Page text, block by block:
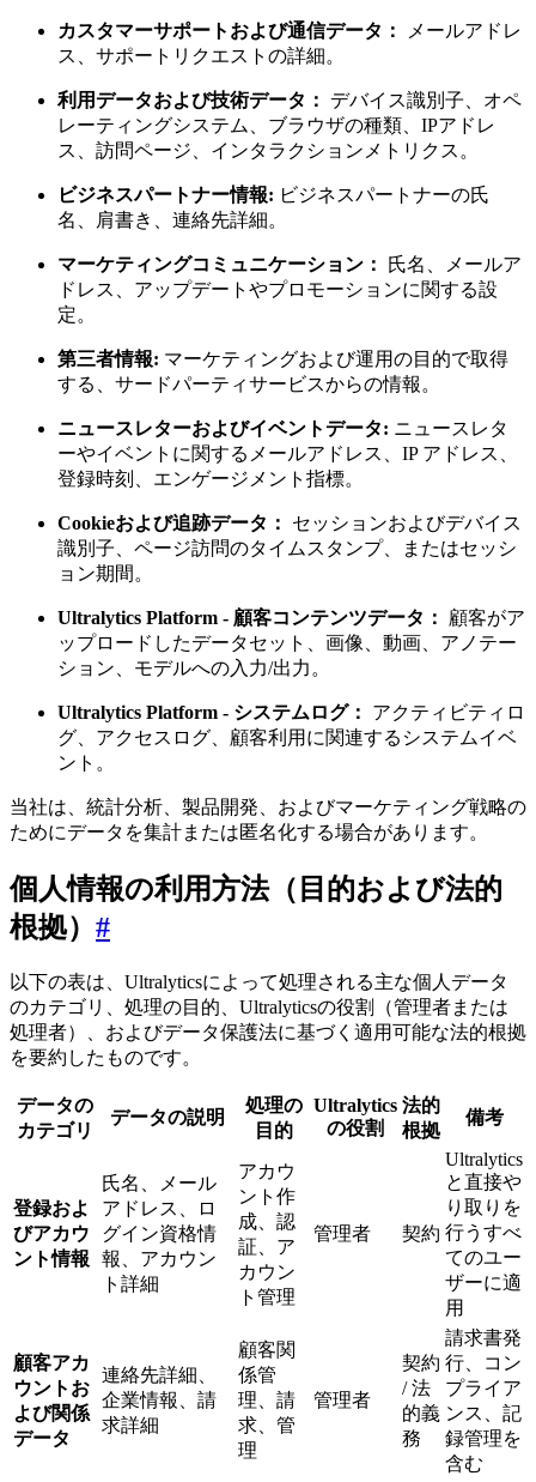
カスタマーサポートおよび通信データ：
メールアドレ
ス、サポートリクエストの詳細。
利用データおよび技術データ：
デバイス識別子、オペ
レーティングシステム、ブラウザの種類、IPアドレ
ス、訪問ページ、インタラクションメトリクス。
ビジネスパートナー情報: ビジネスパートナーの氏
名、肩書き、連絡先詳細。
マーケティングコミュニケーション：
氏名、メールア
ドレス、アップデートやプロモーションに関する設
定。
第三者情報: マーケティングおよび運用の目的で取得
する、サードパーティサービスからの情報。
ニュースレターおよびイベントデータ: ニュースレタ
ーやイベントに関するメールアドレス、IP アドレス、
登録時刻、エンゲージメント指標。
Cookieおよび追跡データ：
セッションおよびデバイス
識別子、ページ訪問のタイムスタンプ、またはセッシ
ョン期間。
Ultralytics Platform - 顧客コンテンツデータ：
顧客がア
ップロードしたデータセット、画像、動画、アノテー
ション、モデルへの入力/出力。
Ultralytics Platform - システムログ：
アクティビティロ
グ、アクセスログ、顧客利用に関連するシステムイベ
ント。
当社は、統計分析、製品開発、およびマーケティング戦略の
ためにデータを集計または匿名化する場合があります。
個人情報の利用方法（目的および法的
根拠） #
以下の表は、Ultralyticsによって処理される主な個人データ
のカテゴリ、処理の目的、Ultralyticsの役割（管理者または
処理者）、およびデータ保護法に基づく適用可能な法的根拠
を要約したものです。
データの
カテゴリ
データの説明
処理の
目的
Ultralytics
の役割
法的
根拠
備考
登録およ
びアカウ
ント情報
氏名、メール
アドレス、ロ
グイン資格情
報、アカウン
ト詳細
アカウ
ント作
成、認
証、ア
カウン
ト管理
管理者 契約
Ultralytics
と直接や
り取りを
行うすべ
てのユー
ザーに適
用
顧客アカ
ウントお
よび関係
データ
連絡先詳細、
企業情報、請
求詳細
顧客関
係管
理、請
求、管
理
管理者
契約
/ 法
的義
務
請求書発
行、コン
プライア
ンス、記
録管理を
含む